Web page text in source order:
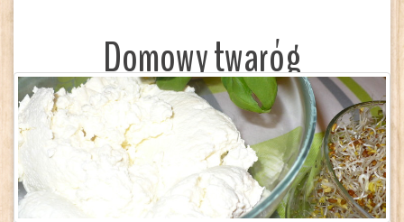
Domowy twaróg